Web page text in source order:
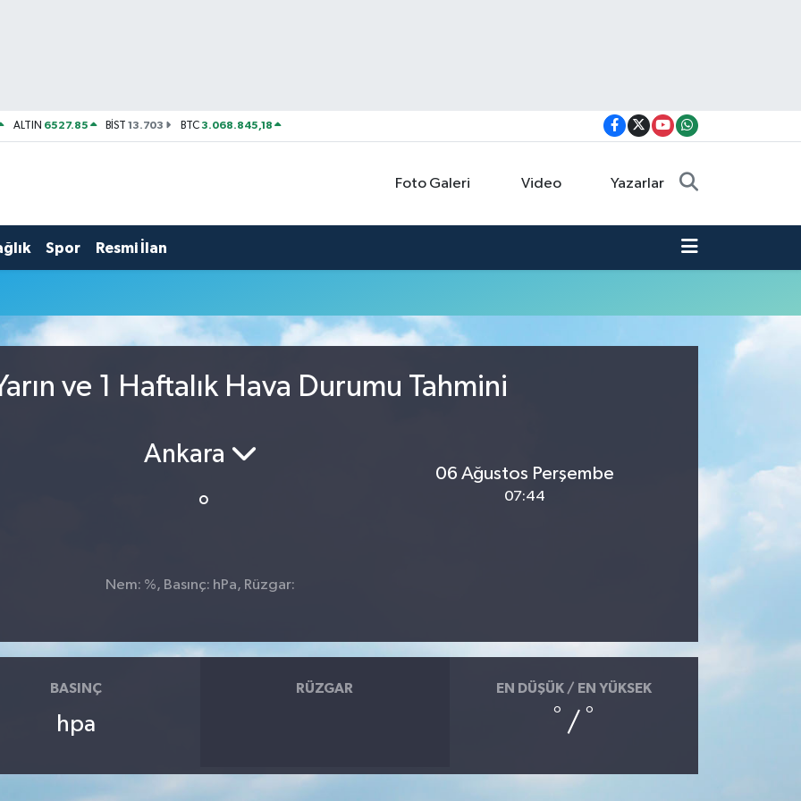
ALTIN 6527.85 BİST13.703 BTC3.068.845,18
Foto Galeri Video Yazarlar
Spor Resmi İlan
ve 1 Haftalık Hava Durumu Tahmini
Ankara
°
06 Ağustos Perşembe
07:44
Nem: %, Basınç: hPa, Rüzgar:
BASINÇ
hpa
RÜZGAR EN DÜŞÜK / EN YÜKSEK
° / °